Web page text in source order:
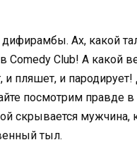
Ах, какой
Comedy Club! А какой
пляшет, и пародирует!
посмотрим правде в
скрывается мужчина,
тыл.